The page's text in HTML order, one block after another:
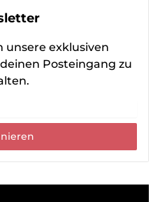
unsere exklusiven
Posteingang zu